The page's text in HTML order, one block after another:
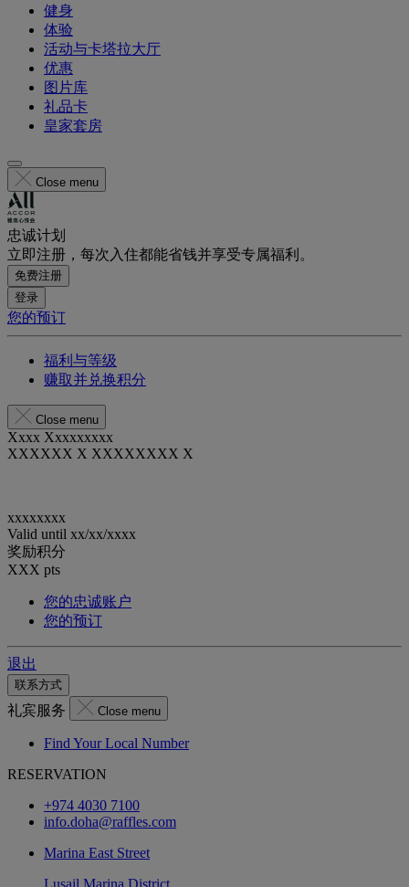
健身
体验
活动与卡塔拉大厅
优惠
图片库
礼品卡
皇家套房
Close menu
忠诚计划
立即注册，每次入住都能省钱并享受专属福利。
免费注册
登录
您的预订
福利与等级
赚取并兑换积分
Close menu
Xxxx Xxxxxxxxx
XXXXXX X XXXXXXXX X
xxxxxxxx
Valid until xx/xx/xxxx
奖励积分
XXX pts
您的忠诚账户
您的预订
退出
联系方式
礼宾服务 Close menu
Find Your Local Number
RESERVATION
+974 4030 7100
info.doha@raffles.com
Marina East Street
Lusail Marina District